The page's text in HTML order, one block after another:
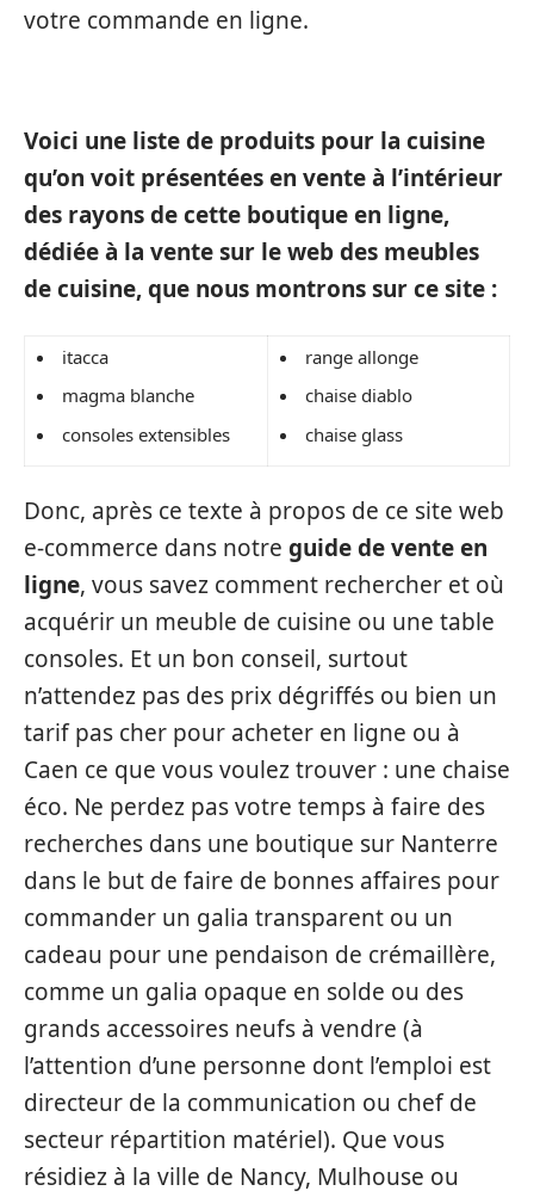
votre commande en ligne.
Voici une liste de produits pour la cuisine
qu’on voit présentées en vente à l’intérieur
des rayons de cette boutique en ligne,
dédiée à la vente sur le web des meubles
de cuisine, que nous montrons sur ce site :
itacca
magma blanche
consoles extensibles
range allonge
chaise diablo
chaise glass
Donc, après ce texte à propos de ce site web
e-commerce dans notre guide de vente en
ligne, vous savez comment rechercher et où
acquérir un meuble de cuisine ou une table
consoles. Et un bon conseil, surtout
n’attendez pas des prix dégriffés ou bien un
tarif pas cher pour acheter en ligne ou à
Caen ce que vous voulez trouver : une chaise
éco. Ne perdez pas votre temps à faire des
recherches dans une boutique sur Nanterre
dans le but de faire de bonnes affaires pour
commander un galia transparent ou un
cadeau pour une pendaison de crémaillère,
comme un galia opaque en solde ou des
grands accessoires neufs à vendre (à
l’attention d’une personne dont l’emploi est
directeur de la communication ou chef de
secteur répartition matériel). Que vous
résidiez à la ville de Nancy, Mulhouse ou